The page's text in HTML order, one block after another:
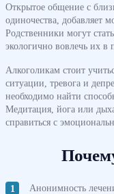
Открытое общение с
одиночества, добавляет
Родственники могут
экологично вовлечь их в
Алкоголикам стоит
ситуации, тревога и
необходимо найти
Медитация, йога или
справиться с
Анонимность